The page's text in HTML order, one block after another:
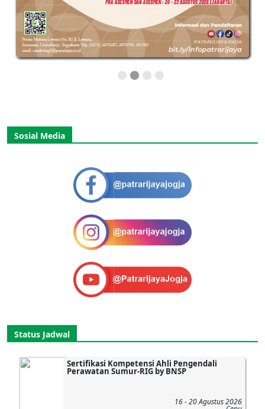
Sosial Media
Status Jadwal
Sertifikasi Kompetensi Ahli Pengendali
Perawatan Sumur-RIG by BNSP
16 - 20 Agustus 2026